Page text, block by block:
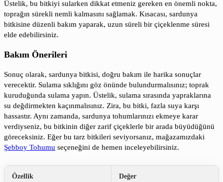
Üstelik, bu bitkiyi sularken dikkat etmeniz gereken en önemli nokta,
toprağın sürekli nemli kalmasını sağlamak. Kısacası, sardunya
bitkisine düzenli bakım yaparak, uzun süreli bir çiçeklenme süresi
elde edebilirsiniz.
Bakım Önerileri
Sonuç olarak, sardunya bitkisi, doğru bakım ile harika sonuçlar
verecektir. Sulama sıklığını göz önünde bulundurmalısınız; toprak
kuruduğunda sulama yapın. Üstelik, sulama sırasında yapraklarına
su değdirmekten kaçınmalısınız. Zira, bu bitki, fazla suya karşı
hassastır. Aynı zamanda, sardunya tohumlarınızı ekmeye karar
verdiyseniz, bu bitkinin diğer zarif çiçeklerle bir arada büyüdüğünü
göreceksiniz. Eğer bu tarz bitkileri seviyorsanız, mağazamızdaki
Şebboy Tohumu seçeneğini de hemen inceleyebilirsiniz.
Özellik Değer